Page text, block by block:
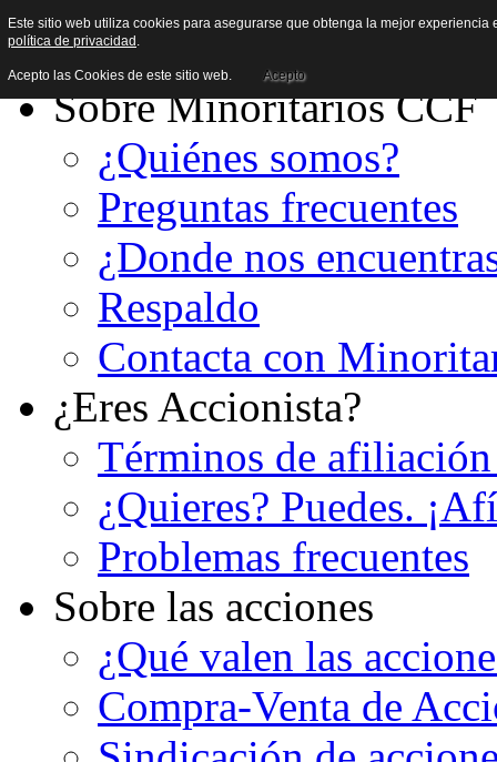
Sobre Minoritarios CCF
¿Quiénes somos?
Preguntas frecuentes
¿Donde nos
Respaldo
Contacta con
¿Eres Accionista?
Términos de
¿Quieres? Puedes.
Problemas frecuentes
Sobre las acciones
¿Qué valen las
Compra-Venta de
Este sitio web utiliza cookies para asegurarse que obtenga la mejor
política de privacidad .
Acepto las Cookies de este sitio web. Acepto